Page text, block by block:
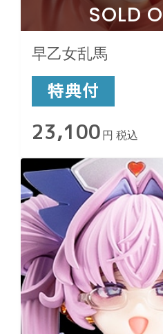
SOLD
早乙女乱馬
23,100 円 税込